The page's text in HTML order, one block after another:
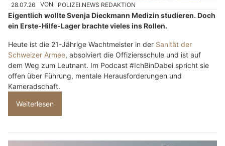
28.07.26 VON POLIZEI.NEWS REDAKTION
Eigentlich wollte Svenja Dieckmann Medizin studieren. Doch
ein Erste-Hilfe-Lager brachte vieles ins Rollen.
Heute ist die 21-Jährige Wachtmeister in der Sanität der
Schweizer Armee, absolviert die Offiziersschule und ist auf
dem Weg zum Leutnant. Im Podcast #IchBinDabei spricht sie
offen über Führung, mentale Herausforderungen und
Kameradschaft.
Weiterlesen